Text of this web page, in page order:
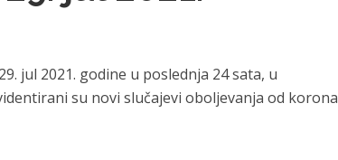
jul 2021. godine u poslednja 24 sata, u
su novi slučajevi oboljevanja od korona